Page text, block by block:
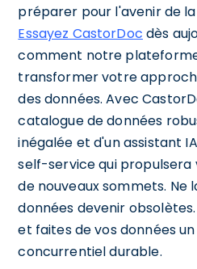
préparer pour l'avenir de
Essayez CastorDoc dès
comment notre
transformer votre
des données. Avec
catalogue de données
inégalée et d'un assistant
self-service qui
de nouveaux sommets. Ne
données devenir
et faites de vos données
concurrentiel durable.